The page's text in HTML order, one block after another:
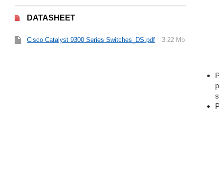
DATASHEET
Cisco Catalyst 9300 Series Switches_DS.pdf 3.22 Mb